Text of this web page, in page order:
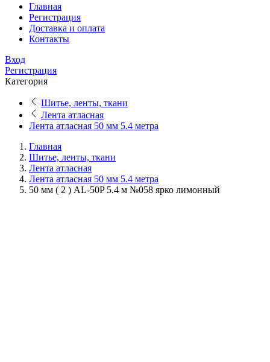
Главная
Регистрация
Доставка и оплата
Контакты
Вход
Регистрация
Категория
Шитье, ленты, ткани
Лента атласная
Лента атласная 50 мм 5.4 метра
Главная
Шитье, ленты, ткани
Лента атласная
Лента атласная 50 мм 5.4 метра
50 мм ( 2 ) AL-50P 5.4 м №058 ярко лимонный